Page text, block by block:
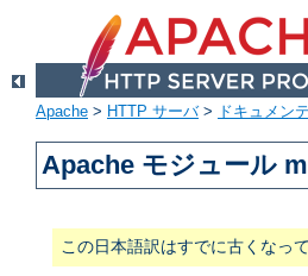
Apache > HTTP サーバ> ドキュメン
Apache モジュール
この日本語訳はすでに古くなっ